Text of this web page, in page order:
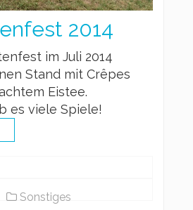
2014
im Juli 2014
Stand mit Crêpes
Eistee.
es viele Spiele!
Sonstiges